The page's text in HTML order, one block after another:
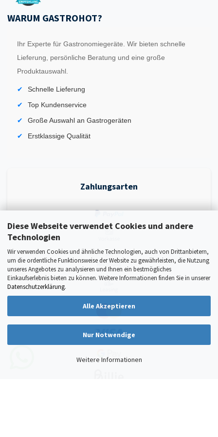
Diese Webseite verwendet Cookies und andere
Technologien
Wir verwenden Cookies und ähnliche Technologien, auch von Drittanbietern,
um die ordentliche Funktionsweise der Website zu gewährleisten, die Nutzung
unseres Angebotes zu analysieren und Ihnen ein bestmögliches
Einkaufserlebnis bieten zu können. Weitere Informationen finden Sie in unserer
Datenschutzerklärung.
Alle Akzeptieren
Nur Notwendige
Weitere Informationen
WARUM GASTROHOT?
Ihr Experte für Gastronomiegeräte. Wir bieten schnelle
Lieferung, persönliche Beratung und eine große
Produktauswahl.
Schnelle Lieferung
Top Kundenservice
Große Auswahl an Gastrogeräten
Erstklassige Qualität
Zahlungsarten